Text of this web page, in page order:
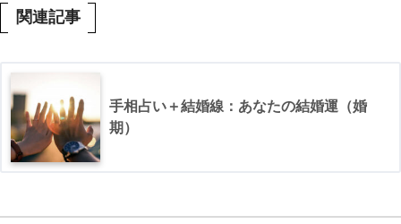
関連記事
手相占い＋結婚線：あなたの結婚運（婚
期）